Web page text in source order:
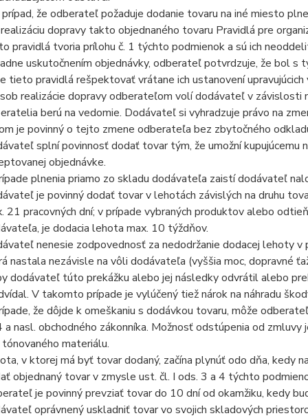
že odberateľ požaduje dodanie tovaru na iné miesto
dopravy takto objednaného tovaru Pravidlá pre
pravidlá tvoria prílohu č. 1 týchto podmienok a sú ich
uskutočnením objednávky, odberateľ potvrdzuje, že bol s
tieto pravidlá rešpektovať vrátane ich ustanovení
realizácie dopravy odberateľom volí dodávateľ v závislosti
berú na vedomie. Dodávateľ si vyhradzuje právo na
je povinný o tejto zmene odberateľa bez zbytočného
splní povinnosť dodať tovar tým, že umožní
objednávke.
plnenia priamo zo skladu dodávateľa zaistí dodávateľ
je povinný dodať tovar v lehotách závislých na druhu
21 pracovných dní; v prípade vybraných produktov alebo
je dodacia lehota max. 10 týždňov.
nenesie zodpovednosť za nedodržanie dodacej lehoty
nastala nezávisle na vôli dodávateľa (vyššia moc, dopravné
dodávateľ túto prekážku alebo jej následky odvrátil alebo
V takomto prípade je vylúčený tiež nárok na náhradu
že dôjde k omeškaniu s dodávkou tovaru, môže
a nasl. obchodného zákonníka. Možnosť odstúpenia od
materiálu.
v ktorej má byť tovar dodaný, začína plynúť odo dňa, kedy
objednaný tovar v zmysle ust. čl. I ods. 3 a 4 týchto
je povinný prevziať tovar do 10 dní od okamžiku, kedy
oprávnený uskladniť tovar vo svojich skladových